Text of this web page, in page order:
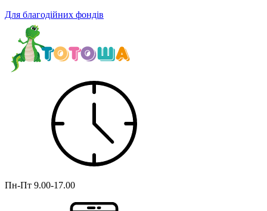
Для благодійних фондів
Пн-Пт 9.00-17.00